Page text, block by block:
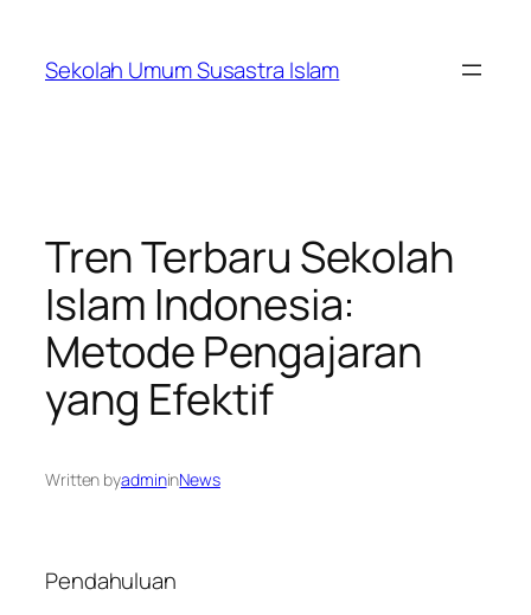
content
Sekolah Umum Susastra Islam
Tren Terbaru Sekolah
Islam Indonesia:
Metode Pengajaran
yang Efektif
Written byadmininNews
Pendahuluan